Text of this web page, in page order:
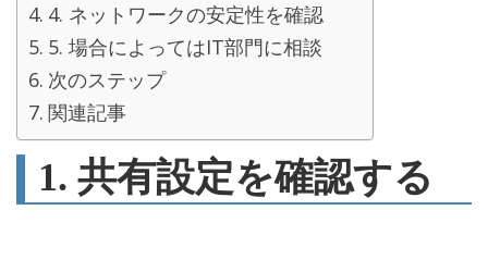
4. ネットワークの安定性を確認
5. 場合によってはIT部門に相談
次のステップ
関連記事
1. 共有設定を確認する